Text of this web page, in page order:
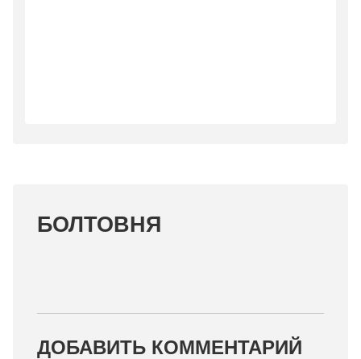
БОЛТОВНЯ
ДОБАВИТЬ КОММЕНТАРИЙ